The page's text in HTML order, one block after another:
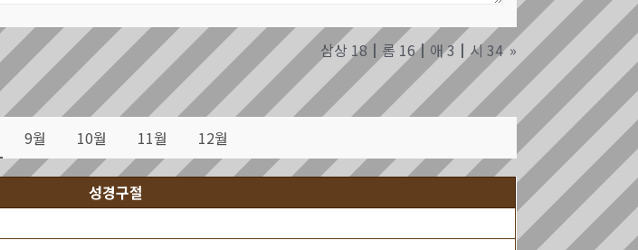
삼상 18┃롬 16┃애 3┃시 34 »
9월 10월 11월 12월
성경구절